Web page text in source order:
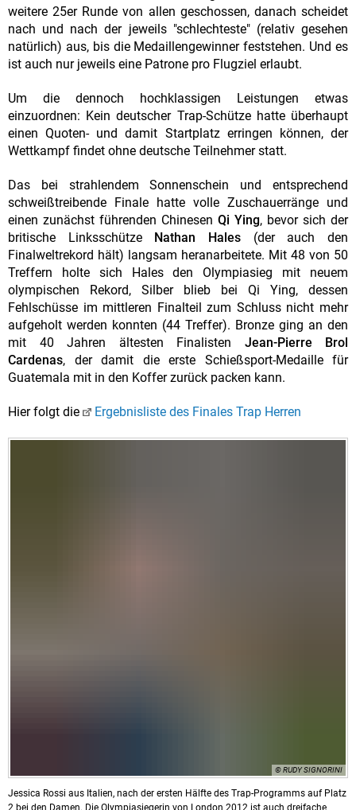
weitere 25er Runde von allen geschossen, danach scheidet
nach und nach der jeweils "schlechteste" (relativ gesehen
natürlich) aus, bis die Medaillengewinner feststehen. Und es
ist auch nur jeweils eine Patrone pro Flugziel erlaubt.
Um die dennoch hochklassigen Leistungen etwas
einzuordnen: Kein deutscher Trap-Schütze hatte überhaupt
einen Quoten- und damit Startplatz erringen können, der
Wettkampf findet ohne deutsche Teilnehmer statt.
Das bei strahlendem Sonnenschein und entsprechend
schweißtreibende Finale hatte volle Zuschauerränge und
einen zunächst führenden Chinesen Qi Ying, bevor sich der
britische Linksschütze
Nathan Hales (der auch den
Finalweltrekord hält) langsam heranarbeitete. Mit 48 von 50
Treffern holte sich Hales den Olympiasieg mit neuem
olympischen Rekord, Silber blieb bei Qi Ying, dessen
Fehlschüsse im mittleren Finalteil zum Schluss nicht mehr
aufgeholt werden konnten (44 Treffer). Bronze ging an den
mit 40 Jahren ältesten Finalisten Jean-Pierre Brol
Cardenas, der damit die erste Schießsport-Medaille für
Guatemala mit in den Koffer zurück packen kann.
Hier folgt die Ergebnisliste des Finales Trap Herren
© RUDY SIGNORINI
Jessica Rossi aus Italien, nach der ersten Hälfte des Trap-Programms auf Platz
2 bei den Damen. Die Olympiasiegerin von London 2012 ist auch dreifache